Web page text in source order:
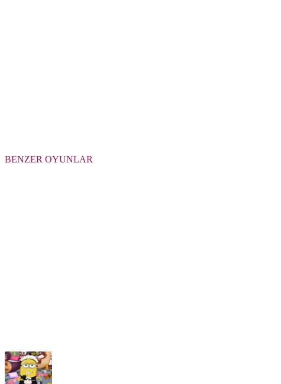
BENZER OYUNLAR